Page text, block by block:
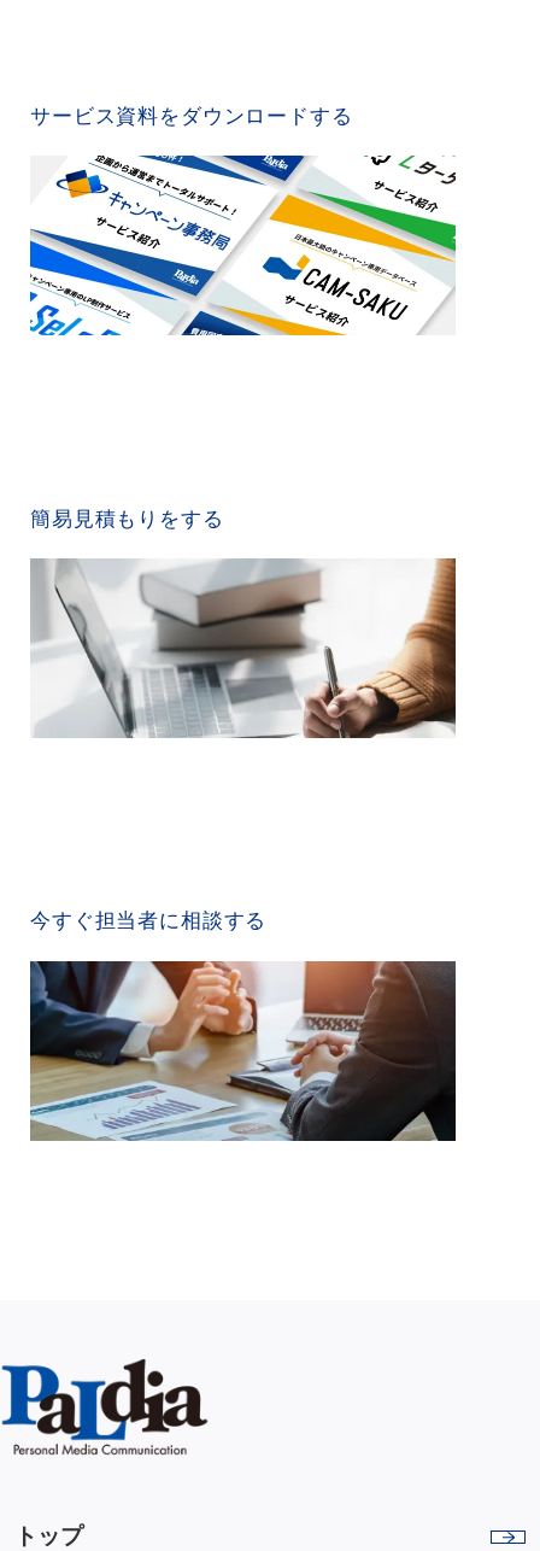
サービス資料をダウンロードする
簡易見積もりをする
今すぐ担当者に相談する
トップ